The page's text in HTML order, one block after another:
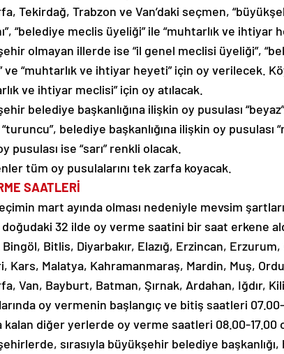
Tekirdağ, Trabzon ve Van’daki seçmen,
“belediye meclis üyeliği” ile “muhtarlık ve ihtiyar
olmayan illerde ise “il genel meclisi üyeliği”,
ve “muhtarlık ve ihtiyar heyeti” için oy verilecek.
ve ihtiyar meclisi” için oy atılacak.
belediye başkanlığına ilişkin oy pusulası
belediye başkanlığına ilişkin oy pusulası
pusulası ise “sarı” renkli olacak.
tüm oy pusulalarını tek zarfa koyacak.
SAATLERİ
mart ayında olması nedeniyle mevsim
32 ilde oy verme saatini bir saat erkene
Bitlis, Diyarbakır, Elazığ, Erzincan,
Kars, Malatya, Kahramanmaraş, Mardin, Muş,
Van, Bayburt, Batman, Şırnak, Ardahan, Iğdır,
oy vermenin başlangıç ve bitiş saatleri
kalan diğer yerlerde oy verme saatleri 08.00-17.00
sırasıyla büyükşehir belediye